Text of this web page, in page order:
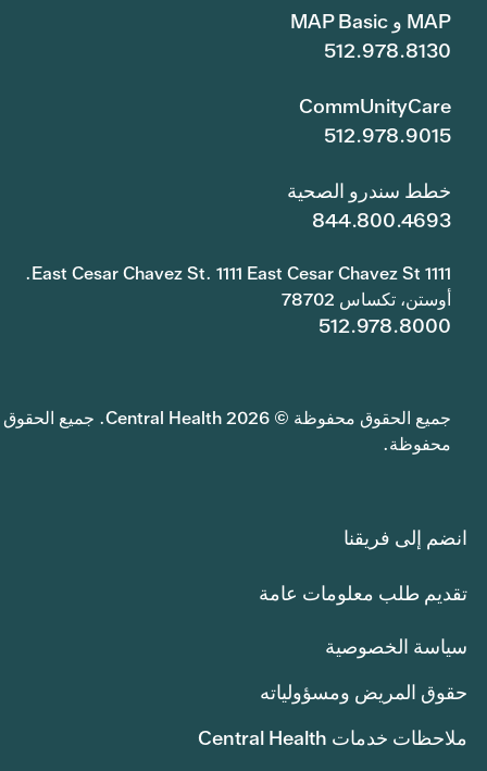
MAP و MAP Basic
512.978.8130
CommUnityCare
512.978.9015
خطط سندرو الصحية
844.800.4693
1111 East Cesar Chavez St. 1111 East Cesar Chavez St.
أوستن، تكساس 78702
512.978.8000
جميع الحقوق محفوظة © 2026 Central Health. جميع الحقوق
محفوظة.
انضم إلى فريقنا
تقديم طلب معلومات عامة
سياسة الخصوصية
حقوق المريض ومسؤولياته
ملاحظات خدمات Central Health